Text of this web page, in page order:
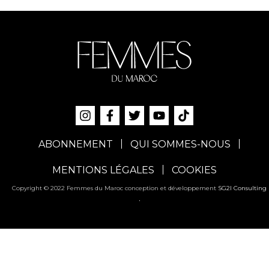
ABONNEMENT QUI SOMMES-NOUS
MENTIONS LÉGALES COOKIES
Copyright © 2022 Femmes du Maroc conception et développement SG2I Consulting